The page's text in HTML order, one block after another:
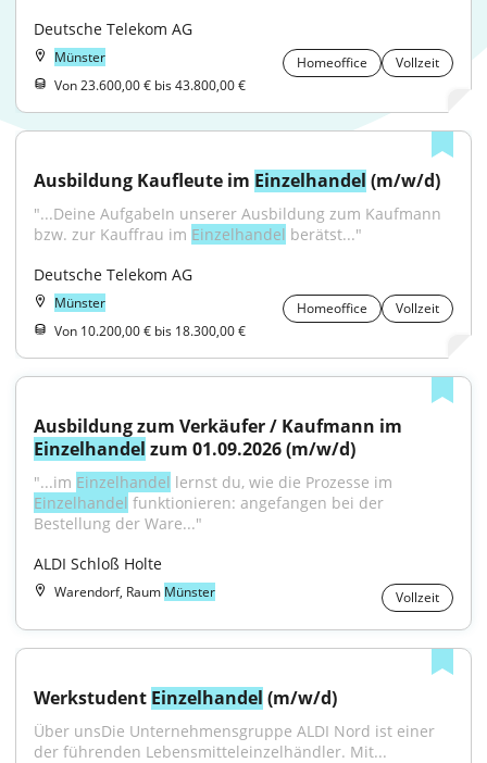
Deutsche Telekom AG
Münster Homeoffice
Vollzeit
Von 23.600,00 € bis 43.800,00 €
Ausbildung Kaufleute im Einzelhandel (m/w/d)
"...Deine AufgabeIn unserer Ausbildung zum Kaufmann
bzw. zur Kauffrau im Einzelhandel berätst..."
Deutsche Telekom AG
Münster Homeoffice
Vollzeit
Von 10.200,00 € bis 18.300,00 €
Einzelhandel zum 01.09.2026 (m/w/d)
"...im Einzelhandel
Einzelhandel funktionieren: angefangen bei der
Bestellung der Ware..."
ALDI Schloß Holte
Warendorf, Raum Münster Vollzeit
Werkstudent Einzelhandel (m/w/d)
Über unsDie Unternehmensgruppe ALDI Nord ist einer
der führenden Lebensmitteleinzelhändler. Mit...